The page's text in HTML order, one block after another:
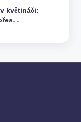
květináči: